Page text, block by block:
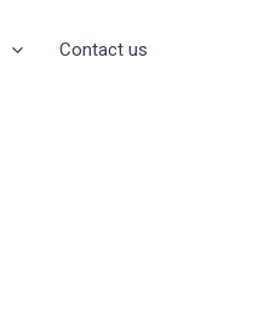
Contact us